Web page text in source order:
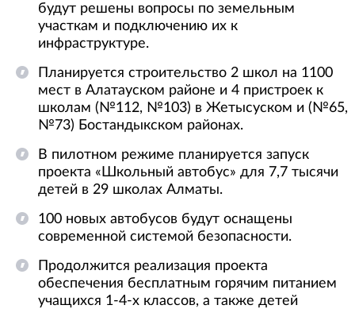
будут решены вопросы по земельным
участкам и подключению их к
инфраструктуре.
Планируется строительство 2 школ на 1100
мест в Алатауском районе и 4 пристроек к
школам (№112, №103) в Жетысуском и (№65,
№73) Бостандыкском районах.
В пилотном режиме планируется запуск
проекта «Школьный автобус» для 7,7 тысячи
детей в 29 школах Алматы.
100 новых автобусов будут оснащены
современной системой безопасности.
Продолжится реализация проекта
обеспечения бесплатным горячим питанием
учащихся 1-4-х классов, а также детей